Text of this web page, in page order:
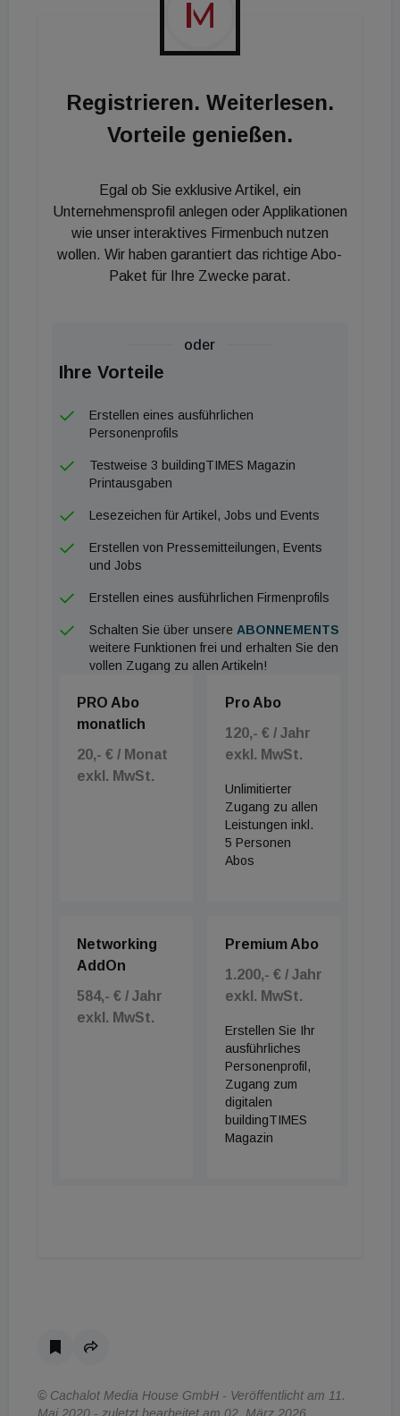
Registrieren. Weiterlesen.
Vorteile genießen.
Egal ob Sie exklusive Artikel, ein
Unternehmensprofil anlegen oder Applikationen
wie unser interaktives Firmenbuch nutzen
wollen. Wir haben garantiert das richtige Abo-
Paket für Ihre Zwecke parat.
oder
Ihre Vorteile
Erstellen eines ausführlichen
Personenprofils
Testweise 3 buildingTIMES Magazin
Printausgaben
Lesezeichen für Artikel, Jobs und Events
Erstellen von Pressemitteilungen, Events
und Jobs
Erstellen eines ausführlichen Firmenprofils
Schalten Sie über unsere ABONNEMENTS
weitere Funktionen frei und erhalten Sie den
vollen Zugang zu allen Artikeln!
PRO Abo
monatlich
20,- € / Monat
exkl. MwSt.
Pro Abo
120,- € / Jahr
exkl. MwSt.
Unlimitierter
Zugang zu allen
Leistungen inkl.
5 Personen
Abos
Networking
AddOn
584,- € / Jahr
exkl. MwSt.
Premium Abo
1.200,- € / Jahr
exkl. MwSt.
Erstellen Sie Ihr
ausführliches
Personenprofil,
Zugang zum
digitalen
buildingTIMES
Magazin
© Cachalot Media House GmbH - Veröffentlicht am 11.